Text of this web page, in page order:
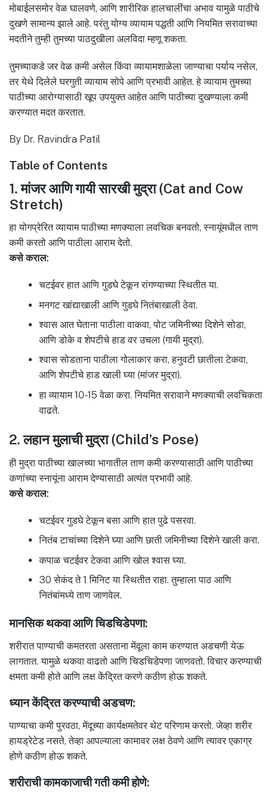
मोबाईलसमोर वेळ घालवणे, आणि शारीरिक हालचालींचा अभाव यामुळे पाठीचे
दुखणे सामान्य झाले आहे. परंतु योग्य व्यायाम पद्धती आणि नियमित सरावाच्या
मदतीने तुम्ही तुमच्या पाठदुखीला अलविदा म्हणू शकता.
तुमच्याकडे जर वेळ कमी असेल किंवा व्यायामशाळेला जाण्याचा पर्याय नसेल,
तर येथे दिलेले घरगुती व्यायाम सोपे आणि प्रभावी आहेत. हे व्यायाम तुमच्या
पाठीच्या आरोग्यासाठी खूप उपयुक्त आहेत आणि पाठीच्या दुखण्याला कमी
करण्यात मदत करतात.
By Dr. Ravindra Patil
Table of Contents
1. मांजर आणि गायी सारखी मुद्रा (Cat and Cow
Stretch)
हा योगप्रेरित व्यायाम पाठीच्या मणक्याला लवचिक बनवतो, स्नायूंमधील ताण
कमी करतो आणि पाठीला आराम देतो.
कसे कराल:
चटईवर हात आणि गुडघे टेकून रांगण्याच्या स्थितीत या.
मनगट खांद्याखाली आणि गुडघे नितंबाखाली ठेवा.
श्वास आत घेताना पाठीला वाकवा, पोट जमिनीच्या दिशेने सोडा,
आणि डोके व शेपटीचे हाड वर उचला (गायी मुद्रा).
श्वास सोडताना पाठीला गोलाकार करा, हनुवटी छातीला टेकवा,
आणि शेपटीचे हाड खाली घ्या (मांजर मुद्रा).
हा व्यायाम 10-15 वेळा करा. नियमित सरावाने मणक्याची लवचिकता
वाढते.
2. लहान मुलाची मुद्रा (Child’s Pose)
ही मुद्रा पाठीच्या खालच्या भागातील ताण कमी करण्यासाठी आणि पाठीच्या
कणांच्या स्नायूंना आराम देण्यासाठी अत्यंत प्रभावी आहे.
कसे कराल:
चटईवर गुडघे टेकून बसा आणि हात पुढे पसरवा.
नितंब टाचांच्या दिशेने घ्या आणि छाती जमिनीच्या दिशेने खाली करा.
कपाळ चटईवर टेकवा आणि खोल श्वास घ्या.
30 सेकंद ते 1 मिनिट या स्थितीत राहा. तुम्हाला पाठ आणि
नितंबांमध्ये ताण जाणवेल.
मानसिक थकवा आणि चिडचिडेपणा:
शरीरात पाण्याची कमतरता असताना मेंदूला काम करण्यात अडचणी येऊ
लागतात. यामुळे थकवा वाढतो आणि चिडचिडेपणा जाणवतो. विचार करण्याची
क्षमता कमी होते आणि लक्ष केंद्रित करणे कठीण होऊ शकते.
ध्यान केंद्रित करण्याची अडचण:
पाण्याचा कमी पुरवठा, मेंदूच्या कार्यक्षमतेवर थेट परिणाम करतो. जेव्हा शरीर
हायड्रेटेड नसते, तेव्हा आपल्याला कामावर लक्ष ठेवणे आणि त्यावर एकाग्र
होणे कठीण होऊ शकते.
शरीराची कामकाजाची गती कमी होणे: